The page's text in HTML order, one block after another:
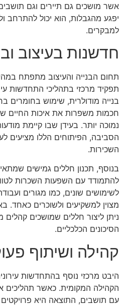
אשר מושכים גם תיירים וגם
יפגע מהגבלות, הוא יכול להתרחב
למבקרים.
חדשנות בעיצוב
תחום הבנייה והעיצוב מתפתח
תפקיד מרכזי בתהליכי התחדשות
בנייה מודולרית, שימוש בחומרים
חכמות משפרות את איכות החיים
נמוכה יותר. בעידן שבו קיימת
הסביבה, הפיתוחים הללו מציעים
השכירות.
בנוסף, תכנון חללים גמישים
להתמודד עם השפעות השכרות
לשימושים שונים, כמו מגורים
מצוין למשקיעים ולשוכרים כאחד.
ניתן ליצור חללים שמושכים קהלים
הסיכונים הכלכליים.
קהילה ושיתוף
היבט מרכזי נוסף בהתחדשות
הקהילה המקומית. כאשר תהליכים
עם תושבים, התוצאה היא